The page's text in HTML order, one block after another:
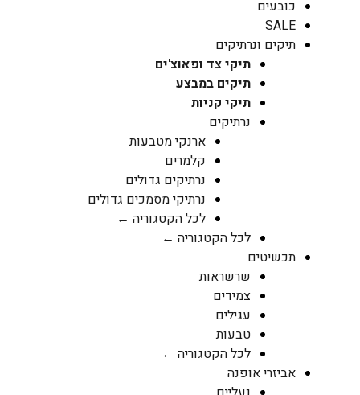
כובעים
SALE
תיקים ונרתיקים
תיקי צד ופאוצ'ים
תיקים במבצע
תיקי קניות
נרתיקים
ארנקי מטבעות
קלמרים
נרתיקים גדולים
נרתיקי מסמכים גדולים
לכל הקטגוריה ←
לכל הקטגוריה ←
תכשיטים
שרשראות
צמידים
עגילים
טבעות
לכל הקטגוריה ←
אביזרי אופנה